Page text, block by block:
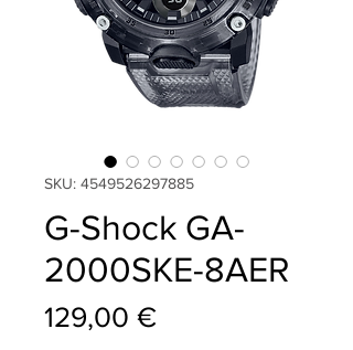
SKU: 4549526297885
G-Shock GA-
2000SKE-8AER
129,00 €Prezzo